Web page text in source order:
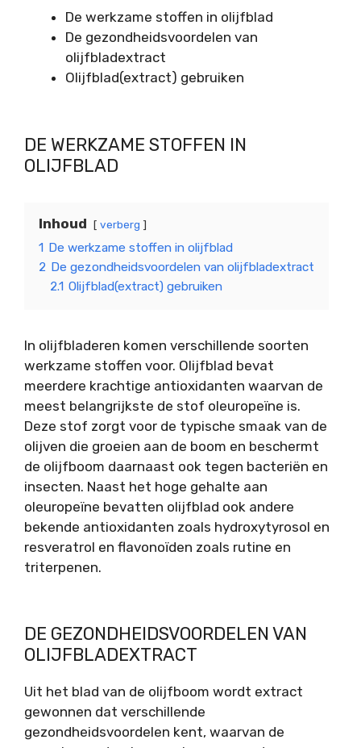
De werkzame stoffen in olijfblad
De gezondheidsvoordelen van
olijfbladextract
Olijfblad(extract) gebruiken
DE WERKZAME STOFFEN IN
OLIJFBLAD
Inhoud verberg
1 De werkzame stoffen in olijfblad
2 De gezondheidsvoordelen van olijfbladextract
2.1 Olijfblad(extract) gebruiken
In olijfbladeren komen verschillende soorten
werkzame stoffen voor. Olijfblad bevat
meerdere krachtige antioxidanten waarvan de
meest belangrijkste de stof oleuropeïne is.
Deze stof zorgt voor de typische smaak van de
olijven die groeien aan de boom en beschermt
de olijfboom daarnaast ook tegen bacteriën en
insecten. Naast het hoge gehalte aan
oleuropeïne bevatten olijfblad ook andere
bekende antioxidanten zoals hydroxytyrosol en
resveratrol en flavonoïden zoals rutine en
triterpenen.
DE GEZONDHEIDSVOORDELEN VAN
OLIJFBLADEXTRACT
Uit het blad van de olijfboom wordt extract
gewonnen dat verschillende
gezondheidsvoordelen kent, waarvan de